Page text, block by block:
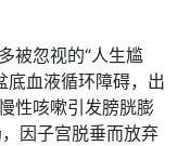
被忽视的“人生尴
底血液循环障碍，出
性咳嗽引发膀胱膨
因子宫脱垂而放弃